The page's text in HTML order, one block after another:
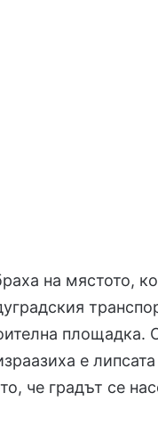
на мястото,
площадка.
е
че градът се